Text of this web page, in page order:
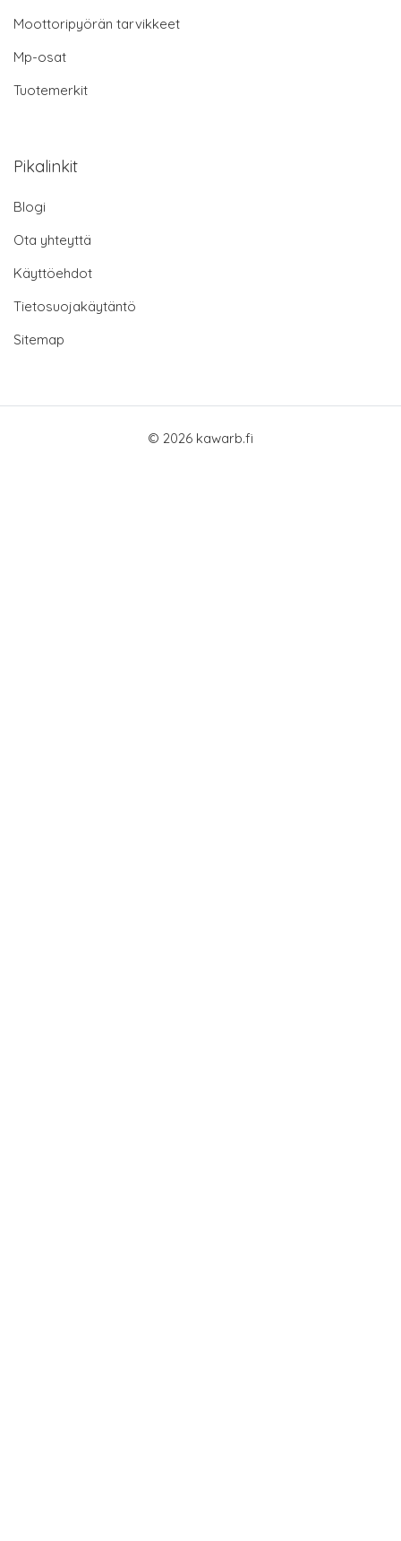
Moottoripyörän tarvikkeet
Mp-osat
Tuotemerkit
Pikalinkit
Blogi
Ota yhteyttä
Käyttöehdot
Tietosuojakäytäntö
Sitemap
© 2026 kawarb.fi